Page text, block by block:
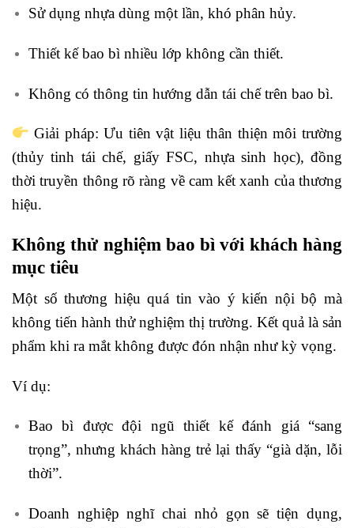
Sử dụng nhựa dùng một lần, khó phân hủy.
Thiết kế bao bì nhiều lớp không cần thiết.
Không có thông tin hướng dẫn tái chế trên bao bì.
Giải pháp: Ưu tiên vật liệu thân thiện môi trường
(thủy tinh tái chế, giấy FSC, nhựa sinh học), đồng
thời truyền thông rõ ràng về cam kết xanh của thương
hiệu.
Không thử nghiệm bao bì với khách hàng
mục tiêu
Một số thương hiệu quá tin vào ý kiến nội bộ mà
không tiến hành thử nghiệm thị trường. Kết quả là sản
phẩm khi ra mắt không được đón nhận như kỳ vọng.
Ví dụ:
Bao bì được đội ngũ thiết kế đánh giá “sang
trọng”, nhưng khách hàng trẻ lại thấy “già dặn, lỗi
thời”.
Doanh nghiệp nghĩ chai nhỏ gọn sẽ tiện dụng,